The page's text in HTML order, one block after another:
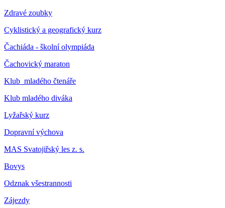
Zdravé zoubky
Cyklistický a geografický kurz
Čachiáda - školní olympiáda
Čachovický maraton
Klub mladého čtenáře
Klub mladého diváka
Lyžařský kurz
Dopravní výchova
MAS Svatojiřský les z. s.
Bovys
Odznak všestrannosti
Zájezdy